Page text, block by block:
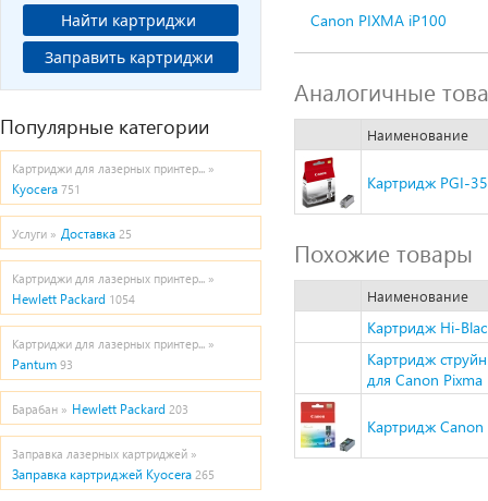
Найти картриджи
Заправить картриджи
Популярные категории
Картриджи для лазерных принтер... »
Kyocera 751
Услуги » Доставка 25
Картриджи для лазерных принтер... »
Hewlett Packard 1054
Картриджи для лазерных принтер... »
Pantum 93
Барабан » Hewlett Packard 203
Заправка лазерных картриджей »
Заправка картриджей Kyocera 265
Canon PIXMA iP100
Аналогичные
Наименование
Картридж PGI-
Похожие товары
Наименование
Картридж Hi-
Картридж
для Canon
Картридж